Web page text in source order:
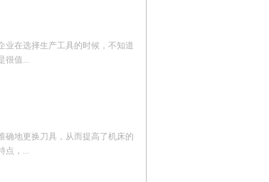
业在选择生产工具的时候，不知道
很值...
确地更换刀具，从而提高了机床的
点，...